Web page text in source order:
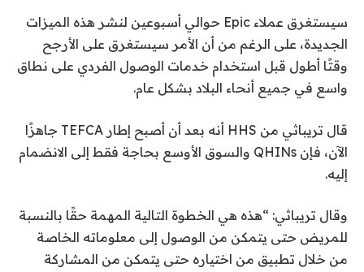
سيستغرق عملاء Epic حوالي أسبوعين لنشر هذه الميزات
الجديدة، على الرغم من أن الأمر سيستغرق على الأرجح
وقتًا أطول قبل استخدام خدمات الوصول الفردي على نطاق
واسع في جميع أنحاء البلاد بشكل عام.
قال تريباثي من HHS أنه بعد أن أصبح إطار TEFCA جاهزًا
الآن، فإن QHINs والسوق الأوسع بحاجة فقط إلى الانضمام
إليه.
وقال تريباثي: “هذه هي الخطوة التالية المهمة حقًا بالنسبة
للمريض حتى يتمكن من الوصول إلى معلوماته الخاصة
من خلال تطبيق من اختياره حتى يتمكن من المشاركة